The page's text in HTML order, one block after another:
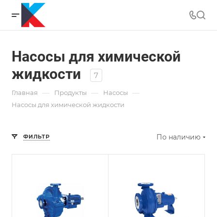
Насосы для химической
жидкости
7
Главная — Продукты — Насосы —
Насосы для химической жидкости
ФИЛЬТР По наличию